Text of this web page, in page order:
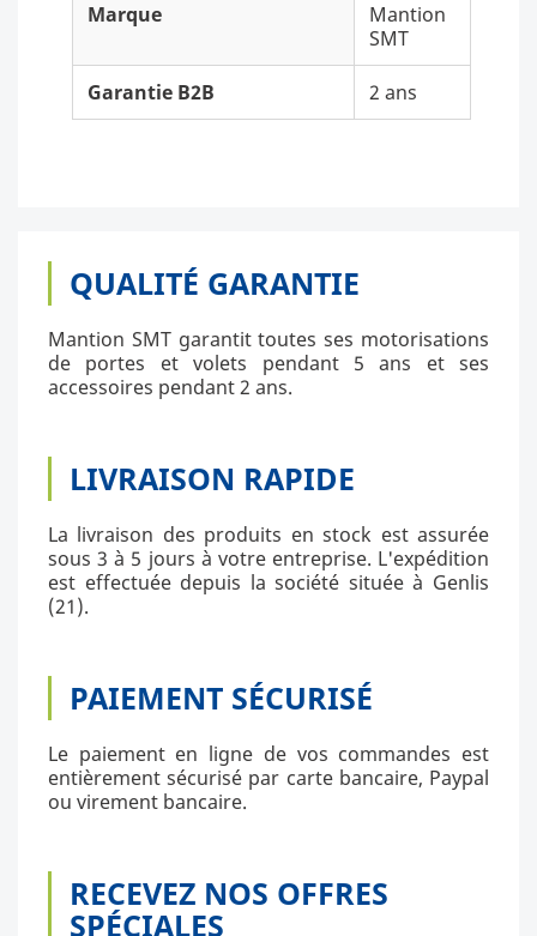
Marque
Mantion
SMT
Garantie B2B 2 ans
QUALITÉ GARANTIE
Mantion SMT garantit toutes ses motorisations
de portes et volets pendant 5 ans et ses
accessoires pendant 2 ans.
LIVRAISON RAPIDE
La livraison des produits en stock est assurée
sous 3 à 5 jours à votre entreprise. L'expédition
est effectuée depuis la société située à Genlis
(21).
PAIEMENT SÉCURISÉ
Le paiement en ligne de vos commandes est
entièrement sécurisé par carte bancaire, Paypal
ou virement bancaire.
RECEVEZ NOS OFFRES
SPÉCIALES